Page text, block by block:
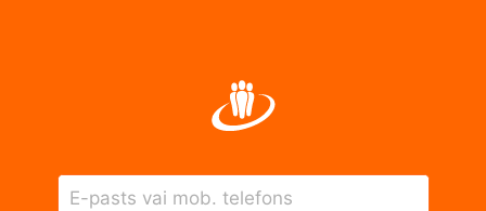
E-pasts vai mob. telefons